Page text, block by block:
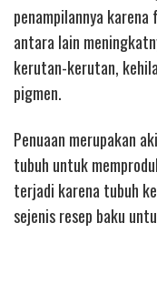
penampilannya
antara lain
kerutan-kerutan,
pigmen.
Penuaan merupakan
tubuh untuk
terjadi karena tubuh
sejenis resep baku